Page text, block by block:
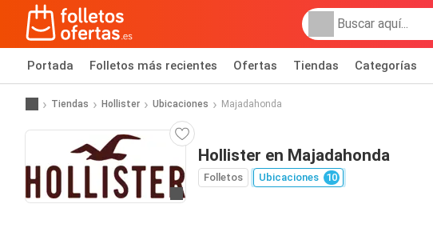
Portada Folletos más recientes Ofertas Tiendas Categorías
Tiendas Hollister Ubicaciones Majadahonda
Ir a la web
Hollister en Majadahonda
Folletos Ubicaciones 10